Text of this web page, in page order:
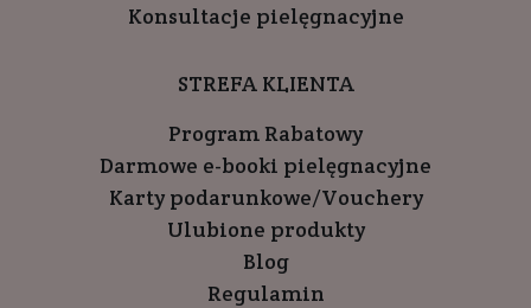
Konsultacje pielęgnacyjne
STREFA KLIENTA
Program Rabatowy
Darmowe e-booki pielęgnacyjne
Karty podarunkowe/Vouchery
Ulubione produkty
Blog
Regulamin